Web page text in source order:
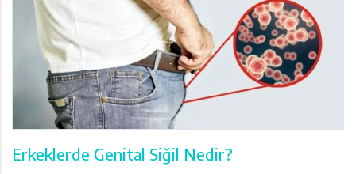
Erkeklerde Genital Siğil Nedir?